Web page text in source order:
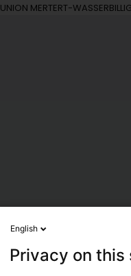
UNION MERTERT-
English
Privacy on this